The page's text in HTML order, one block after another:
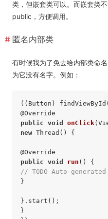
类，但嵌套类可以。而嵌套类
public，方便调用。
匿名内部类
有时候我为了免去给内部类命
为它没有名字。例如：
((Button)
@Override
public void onClick
new Thread() {
@Override
public void run ()
// TODO Auto-
}
}.start();
}